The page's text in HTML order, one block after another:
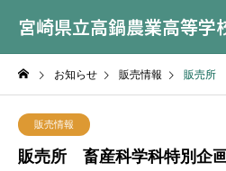
宮崎県立高鍋農業高等学
お知らせ 販売情報 販売所 畜産科
販売情報
販売所 畜産科学科特別企